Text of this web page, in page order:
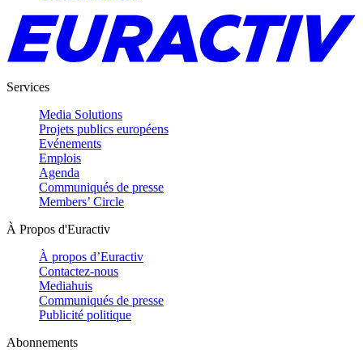
Services
Media Solutions
Projets publics européens
Evénements
Emplois
Agenda
Communiqués de presse
Members’ Circle
À Propos d'Euractiv
À propos d’Euractiv
Contactez-nous
Mediahuis
Communiqués de presse
Publicité politique
Abonnements